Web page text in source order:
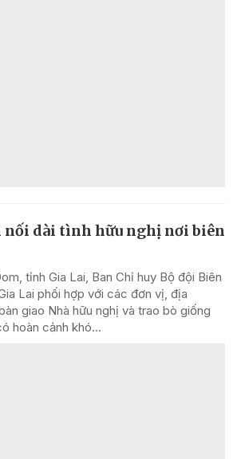
nối dài tình hữu nghị nơi biên
tỉnh Gia Lai, Ban Chỉ huy Bộ đội Biên
Lai phối hợp với các đơn vị, địa
giao Nhà hữu nghị và trao bò giống
hoàn cảnh khó...